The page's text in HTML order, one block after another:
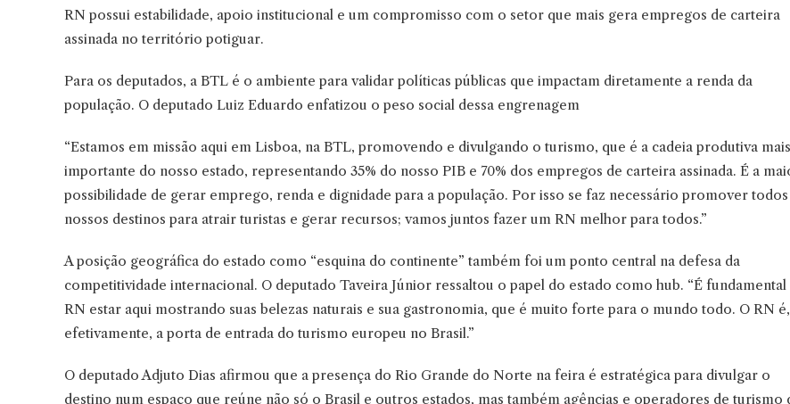
RN possui estabilidade, apoio institucional e um compromisso com o setor que mais gera empregos de carteira
assinada no território potiguar.
Para os deputados, a BTL é o ambiente para validar políticas públicas que impactam diretamente a renda da
população. O deputado Luiz Eduardo enfatizou o peso social dessa engrenagem
“Estamos em missão aqui em Lisboa, na BTL, promovendo e divulgando o turismo, que é a cadeia produtiva mais
importante do nosso estado, representando 35% do nosso PIB e 70% dos empregos de carteira assinada. É a
possibilidade de gerar emprego, renda e dignidade para a população. Por isso se faz necessário promover todos
nossos destinos para atrair turistas e gerar recursos; vamos juntos fazer um RN melhor para todos.”
A posição geográfica do estado como “esquina do continente” também foi um ponto central na defesa da
competitividade internacional. O deputado Taveira Júnior ressaltou o papel do estado como hub. “É fundamental
RN estar aqui mostrando suas belezas naturais e sua gastronomia, que é muito forte para o mundo todo. O RN é,
efetivamente, a porta de entrada do turismo europeu no Brasil.”
O deputado Adjuto Dias afirmou que a presença do Rio Grande do Norte na feira é estratégica para divulgar o
destino num espaço que reúne não só o Brasil e outros estados, mas também agências e operadores de turismo